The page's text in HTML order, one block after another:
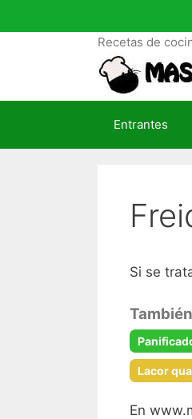
a
l
Recetas de
Entrantes
Si se
Lacor
En